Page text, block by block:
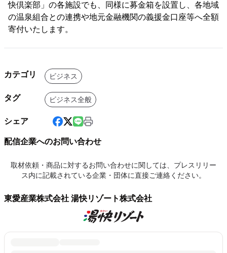
快倶楽部」の各施設でも、同様に募金箱を設置し、各地域
の温泉組合との連携や地元金融機関の義援金口座等へ全額
寄付いたします。
カテゴリ ビジネス
タグ ビジネス全般
シェア
配信企業へのお問い合わせ
取材依頼・商品に対するお問い合わせに関しては、プレスリリー
ス内に記載されている企業・団体に直接ご連絡ください。
東愛産業株式会社 湯快リゾート株式会社